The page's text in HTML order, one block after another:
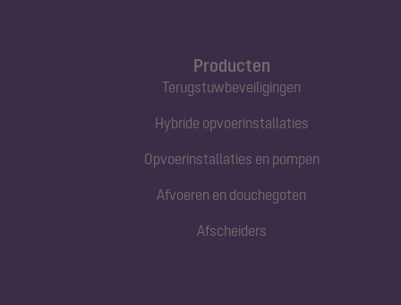
Producten
Terugstuwbeveiligingen
Hybride opvoerinstallaties
Opvoerinstallaties en pompen
Afvoeren en douchegoten
Afscheiders